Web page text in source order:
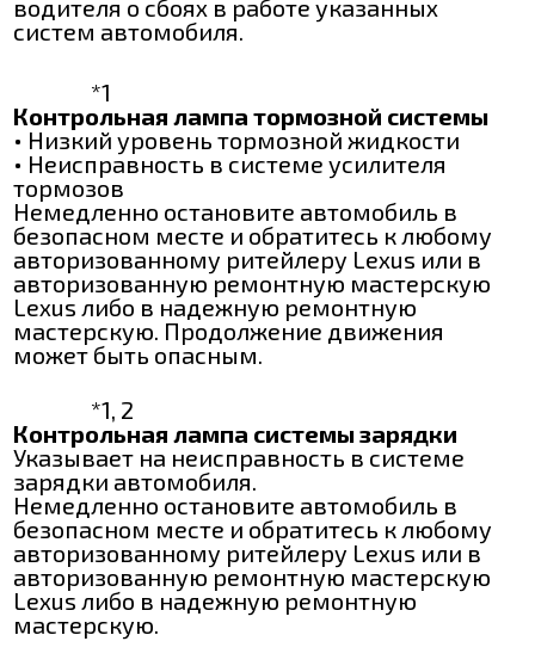
водителя о сбоях в работе указанных
систем автомобиля.
*1
Контрольная лампа тормозной системы
• Низкий уровень тормозной жидкости
• Неисправность в системе усилителя
тормозов
Немедленно остановите автомобиль в
безопасном месте и обратитесь к любому
авторизованному ритейлеру Lexus или в
авторизованную ремонтную мастерскую
Lexus либо в надежную ремонтную
мастерскую. Продолжение движения
может быть опасным.
*1, 2
Контрольная лампа системы зарядки
Указывает на неисправность в системе
зарядки автомобиля.
Немедленно остановите автомобиль в
безопасном месте и обратитесь к любому
авторизованному ритейлеру Lexus или в
авторизованную ремонтную мастерскую
Lexus либо в надежную ремонтную
мастерскую.